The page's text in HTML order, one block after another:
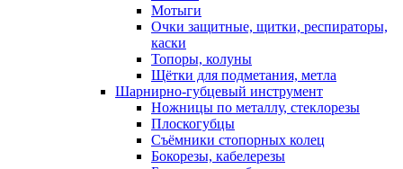
Мотыги
Очки защитные, щитки, респираторы,
каски
Топоры, колуны
Щётки для подметания, метла
Шарнирно-губцевый инструмент
Ножницы по металлу, стеклорезы
Плоскогубцы
Съёмники стопорных колец
Бокорезы, кабелерезы